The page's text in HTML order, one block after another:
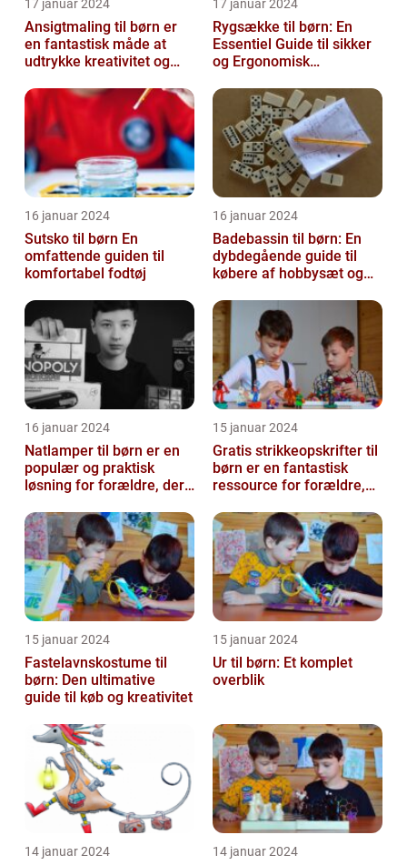
17 januar 2024
Ansigtmaling til børn er
en fantastisk måde at
udtrykke kreativitet og
17 januar 2024
Rygsække til børn: En
Essentiel Guide til sikker
og Ergonomisk
16 januar 2024
Sutsko til børn En
omfattende guiden til
komfortabel fodtøj
16 januar 2024
Badebassin til børn: En
dybdegående guide til
købere af hobbysæt og
16 januar 2024
Natlamper til børn er en
populær og praktisk
løsning for forældre, der
beroligend...
15 januar 2024
Gratis strikkeopskrifter til
børn er en fantastisk
ressource for forældre,
strikke...
15 januar 2024
Fastelavnskostume til
børn: Den ultimative
guide til køb og kreativitet
15 januar 2024
Ur til børn: Et komplet
overblik
14 januar 2024 14 januar 2024